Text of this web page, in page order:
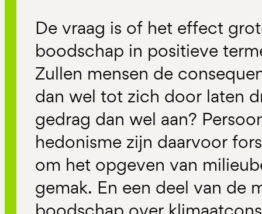
De vraag is of het effect
boodschap in positieve
Zullen mensen de
dan wel tot zich door laten
gedrag dan wel aan?
hedonisme zijn daarvoor
om het opgeven van
gemak. En een deel van de